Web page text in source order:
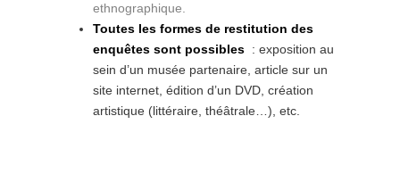
ethnographique
Toutes les formes de restitution des
enquêtes sont possibles : exposition au
sein d’un musée partenaire, article sur un
site internet, édition d’un DVD, création
artistique (littéraire, théâtrale…), etc.